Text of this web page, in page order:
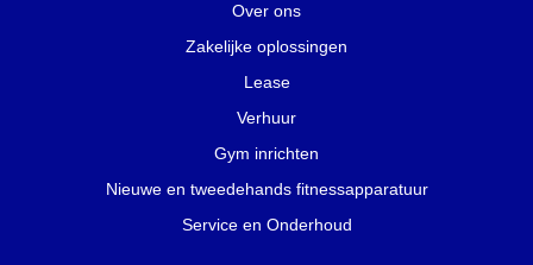
Over ons
Zakelijke oplossingen
Lease
Verhuur
Gym inrichten
Nieuwe en tweedehands fitnessapparatuur
Service en Onderhoud